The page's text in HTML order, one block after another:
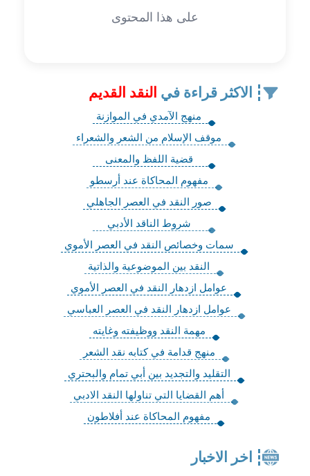
على هذا المحتوى
الاكثر قراءة في النقد القديم
منهج الآمدي في الموازنة
موقف الإسلام من الشعر والشعراء
قضية اللفظ والمعنى
مفهوم المحاكاة عند أرسطو
صور النقد في العصر الجاهلي
شروط الناقد الأدبي
سمات وخصائص النقد في العصر الأموي
النقد بين الموضوعية والذاتية
عوامل ازدهار النقد في العصر الأموي
عوامل ازدهار النقد في العصر العباسي
مهمة النقد ووظيفته وغايته
منهج قدامة في كتابه نقد الشعر
التقليد والتجديد بين أبي تمام والبحتري
أهم القضايا التي تناولها النقد الادبي
مفهوم المحاكاة عند أفلاطون
اخر الاخبار